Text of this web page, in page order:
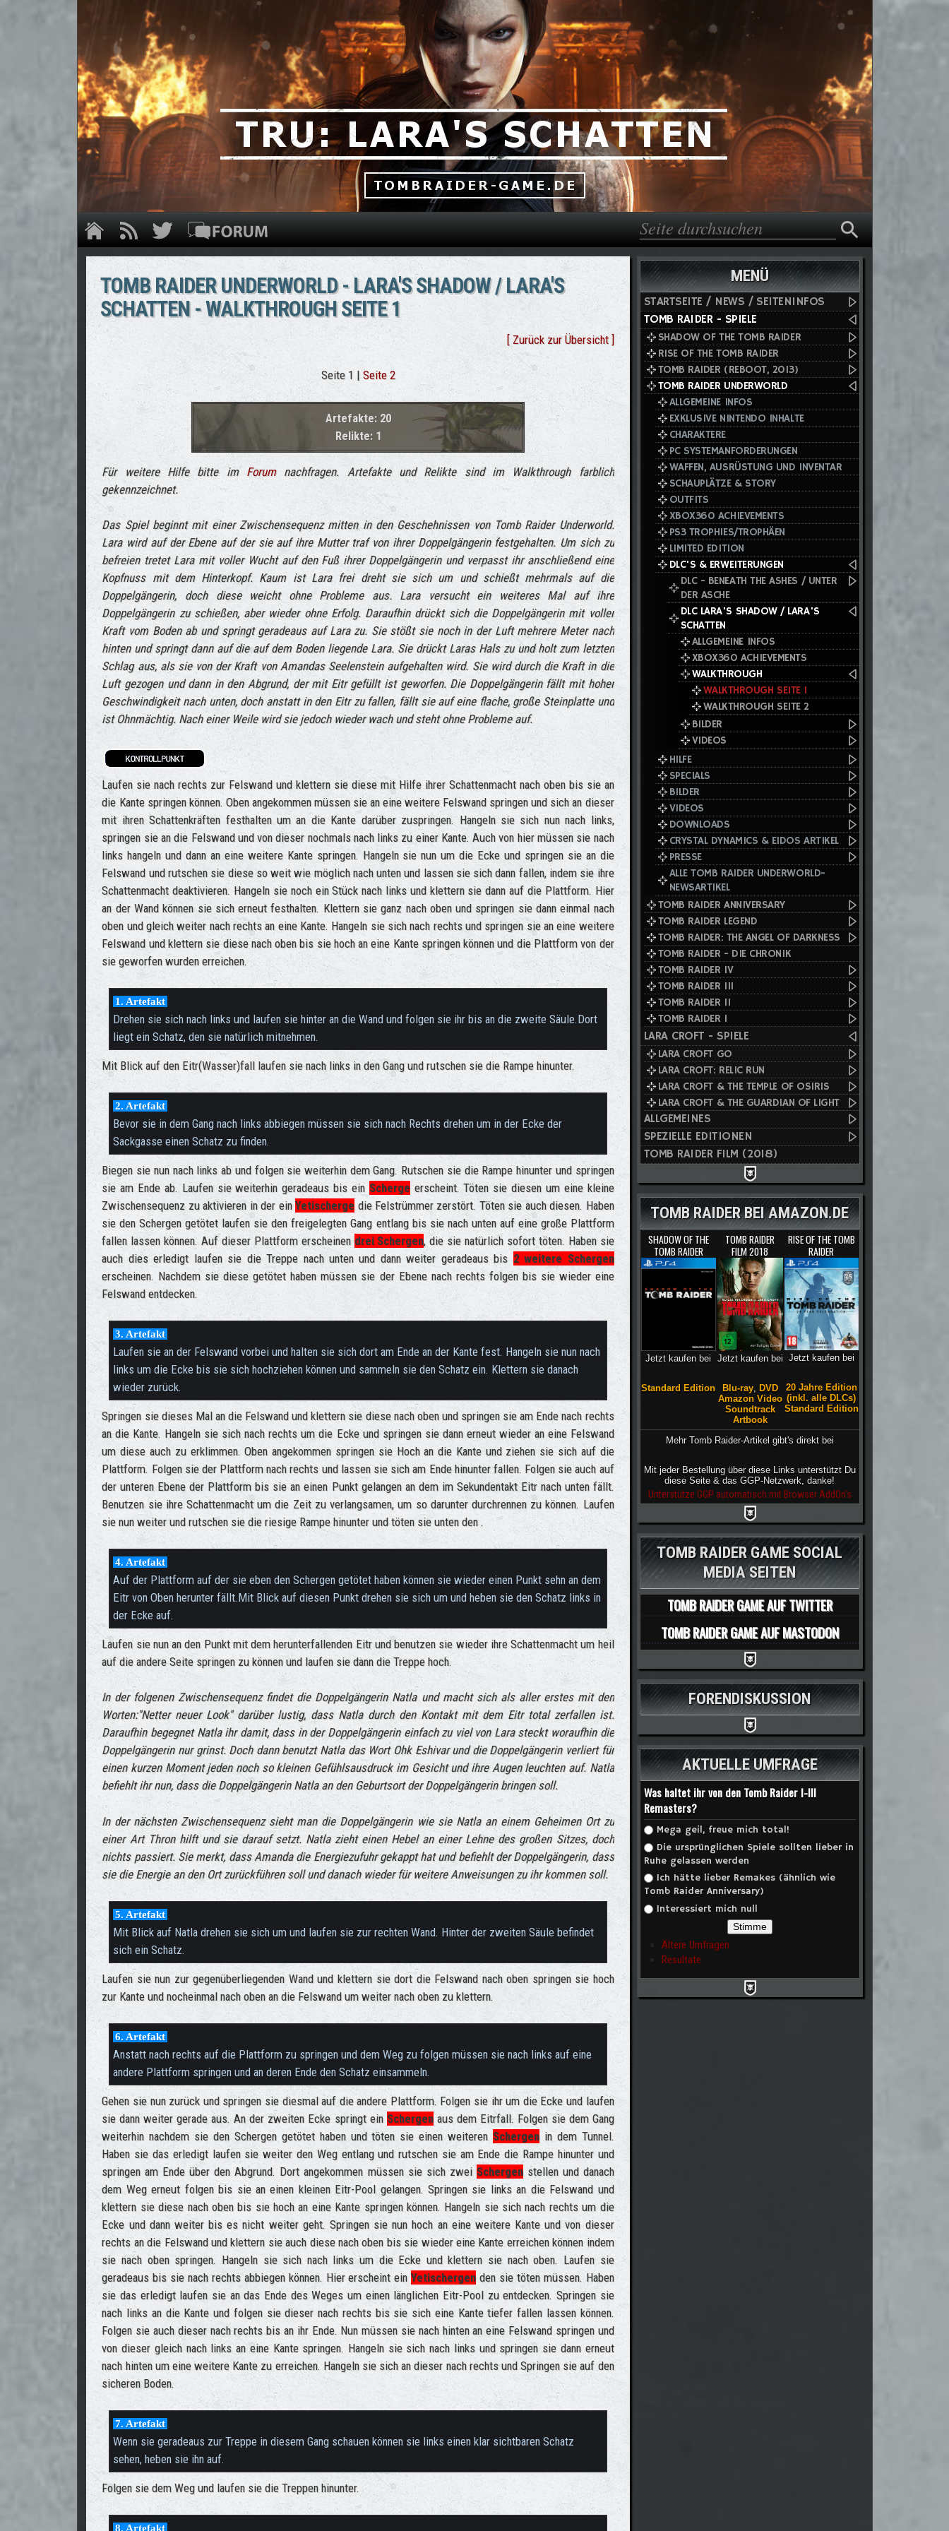
Direkt zum Inhalt
Suchformular
Suche
TOMB RAIDER UNDERWORLD - LARA'S SHADOW / LARA'S
SCHATTEN - WALKTHROUGH SEITE 1
[ Zurück zur Übersicht ]
Seite 1 | Seite 2
Artefakte: 20
Relikte: 1
Für weitere Hilfe bitte im Forumnachfragen. Artefakte und Relikte sind im Walkthrough farblich
gekennzeichnet.
Das Spiel beginnt mit einer Zwischensequenz mitten in den Geschehnissen von Tomb Raider Underworld.
Lara wird auf der Ebene auf der sie auf ihre Mutter traf von ihrer Doppelgängerin festgehalten. Um sich zu
befreien tretet Lara mit voller Wucht auf den Fuß ihrer Doppelgängerin und verpasst ihr anschließend eine
Kopfnuss mit dem Hinterkopf. Kaum ist Lara frei dreht sie sich um und schießt mehrmals auf die
Doppelgängerin, doch diese weicht ohne Probleme aus. Lara versucht ein weiteres Mal auf ihre
Doppelgängerin zu schießen, aber wieder ohne Erfolg. Daraufhin drückt sich die Doppelgängerin mit voller
Kraft vom Boden ab und springt geradeaus auf Lara zu. Sie stößt sie noch in der Luft mehrere Meter nach
hinten und springt dann auf die auf dem Boden liegende Lara. Sie drückt Laras Hals zu und holt zum letzten
Schlag aus, als sie von der Kraft von Amandas Seelenstein aufgehalten wird. Sie wird durch die Kraft in die
Luft gezogen und dann in den Abgrund, der mit Eitr gefüllt ist geworfen. Die Doppelgängerin fällt mit hoher
Geschwindigkeit nach unten, doch anstatt in den Eitr zu fallen, fällt sie auf eine flache, große Steinplatte und
ist Ohnmächtig. Nach einer Weile wird sie jedoch wieder wach und steht ohne Probleme auf.
Laufen sie nach rechts zur Felswand und klettern sie diese mit Hilfe ihrer Schattenmacht nach oben bis sie an
die Kante springen können. Oben angekommen müssen sie an eine weitere Felswand springen und sich an dieser
mit ihren Schattenkräften festhalten um an die Kante darüber zuspringen. Hangeln sie sich nun nach links,
springen sie an die Felswand und von dieser nochmals nach links zu einer Kante. Auch von hier müssen sie nach
links hangeln und dann an eine weitere Kante springen. Hangeln sie nun um die Ecke und springen sie an die
Felswand und rutschen sie diese so weit wie möglich nach unten und lassen sie sich dann fallen, indem sie ihre
Schattenmacht deaktivieren. Hangeln sie noch ein Stück nach links und klettern sie dann auf die Plattform. Hier
an der Wand können sie sich erneut festhalten. Klettern sie ganz nach oben und springen sie dann einmal nach
oben und gleich weiter nach rechts an eine Kante. Hangeln sie sich nach rechts und springen sie an eine weitere
Felswand und klettern sie diese nach oben bis sie hoch an eine Kante springen können und die Plattform von der
sie geworfen wurden erreichen.
1. Artefakt
Drehen sie sich nach links und laufen sie hinter an die Wand und folgen sie ihr bis an die zweite Säule.Dort
liegt ein Schatz, den sie natürlich mitnehmen.
Mit Blick auf den Eitr(Wasser)fall laufen sie nach links in den Gang und rutschen sie die Rampe hinunter.
2. Artefakt
Bevor sie in dem Gang nach links abbiegen müssen sie sich nach Rechts drehen um in der Ecke der
Sackgasse einen Schatz zu finden.
Biegen sie nun nach links ab und folgen sie weiterhin dem Gang. Rutschen sie die Rampe hinunter und springen
sie am Ende ab. Laufen sie weiterhin geradeaus bis ein Schergeerscheint. Töten sie diesen um eine kleine
Zwischensequenz zu aktivieren in der einYetischerge die Felstrümmer zerstört. Töten sie auch diesen. Haben
sie den Schergen getötet laufen sie den freigelegten Gang entlang bis sie nach unten auf eine große Plattform
fallen lassen können. Auf dieser Plattform erscheinen drei Schergen, die sie natürlich sofort töten. Haben sie
auch dies erledigt laufen sie die Treppe nach unten und dann weiter geradeaus bis 2 weitere Schergen
erscheinen. Nachdem sie diese getötet haben müssen sie der Ebene nach rechts folgen bis sie wieder eine
Felswand entdecken.
3. Artefakt
Laufen sie an der Felswand vorbei und halten sie sich dort am Ende an der Kante fest. Hangeln sie nun nach
links um die Ecke bis sie sich hochziehen können und sammeln sie den Schatz ein. Klettern sie danach
wieder zurück.
Springen sie dieses Mal an die Felswand und klettern sie diese nach oben und springen sie am Ende nach rechts
an die Kante. Hangeln sie sich nach rechts um die Ecke und springen sie dann erneut wieder an eine Felswand
um diese auch zu erklimmen. Oben angekommen springen sie Hoch an die Kante und ziehen sie sich auf die
Plattform. Folgen sie der Plattform nach rechts und lassen sie sich am Ende hinunter fallen. Folgen sie auch auf
der unteren Ebene der Plattform bis sie an einen Punkt gelangen an dem im Sekundentakt Eitr nach unten fällt.
Benutzen sie ihre Schattenmacht um die Zeit zu verlangsamen, um so darunter durchrennen zu können. Laufen
sie nun weiter und rutschen sie die riesige Rampe hinunter und töten sie unten den .
4. Artefakt
Auf der Plattform auf der sie eben den Schergen getötet haben können sie wieder einen Punkt sehn an dem
Eitr von Oben herunter fällt.Mit Blick auf diesen Punkt drehen sie sich um und heben sie den Schatz links in
der Ecke auf.
Laufen sie nun an den Punkt mit dem herunterfallenden Eitr und benutzen sie wieder ihre Schattenmacht um heil
auf die andere Seite springen zu können und laufen sie dann die Treppe hoch.
In der folgenen Zwischensequenz findet die Doppelgängerin Natla und macht sich als aller erstes mit den
Worten:''Netter neuer Look'' darüber lustig, dass Natla durch den Kontakt mit dem Eitr total zerfallen ist.
Daraufhin begegnet Natla ihr damit, dass in der Doppelgängerin einfach zu viel von Lara steckt woraufhin die
Doppelgängerin nur grinst. Doch dann benutzt Natla das Wort Ohk Eshivar und die Doppelgängerin verliert für
einen kurzen Moment jeden noch so kleinen Gefühlsausdruck im Gesicht und ihre Augen leuchten auf. Natla
befiehlt ihr nun, dass die Doppelgängerin Natla an den Geburtsort der Doppelgängerin bringen soll.
In der nächsten Zwischensequenz sieht man die Doppelgängerin wie sie Natla an einem Geheimen Ort zu
einer Art Thron hilft und sie darauf setzt. Natla zieht einen Hebel an einer Lehne des großen Sitzes, doch
nichts passiert. Sie merkt, dass Amanda die Energiezufuhr gekappt hat und befiehlt der Doppelgängerin, dass
sie die Energie an den Ort zurückführen soll und danach wieder für weitere Anweisungen zu ihr kommen soll.
5. Artefakt
Mit Blick auf Natla drehen sie sich um und laufen sie zur rechten Wand. Hinter der zweiten Säule befindet
sich ein Schatz.
Laufen sie nun zur gegenüberliegenden Wand und klettern sie dort die Felswand nach oben springen sie hoch
zur Kante und nocheinmal nach oben an die Felswand um weiter nach oben zu klettern.
6. Artefakt
Anstatt nach rechts auf die Plattform zu springen und dem Weg zu folgen müssen sie nach links auf eine
andere Plattform springen und an deren Ende den Schatz einsammeln.
Gehen sie nun zurück und springen sie diesmal auf die andere Plattform. Folgen sie ihr um die Ecke und laufen
sie dann weiter gerade aus. An der zweiten Ecke springt ein Schergenaus dem Eitrfall. Folgen sie dem Gang
weiterhin nachdem sie den Schergen getötet haben und töten sie einen weiteren Schergenin dem Tunnel.
Haben sie das erledigt laufen sie weiter den Weg entlang und rutschen sie am Ende die Rampe hinunter und
springen am Ende über den Abgrund. Dort angekommen müssen sie sich zwei Schergenstellen und danach
dem Weg erneut folgen bis sie an einen kleinen Eitr-Pool gelangen. Springen sie links an die Felswand und
klettern sie diese nach oben bis sie hoch an eine Kante springen können. Hangeln sie sich nach rechts um die
Ecke und dann weiter bis es nicht weiter geht. Springen sie nun hoch an eine weitere Kante und von dieser
rechts an die Felswand und klettern sie auch diese nach oben bis sie wieder eine Kante erreichen können indem
sie nach oben springen. Hangeln sie sich nach links um die Ecke und klettern sie nach oben. Laufen sie
geradeaus bis sie nach rechts abbiegen können. Hier erscheint einYetischergen den sie töten müssen. Haben
sie das erledigt laufen sie an das Ende des Weges um einen länglichen Eitr-Pool zu entdecken. Springen sie
nach links an die Kante und folgen sie dieser nach rechts bis sie sich eine Kante tiefer fallen lassen können.
Folgen sie auch dieser nach rechts bis an ihr Ende. Nun müssen sie nach hinten an eine Felswand springen und
von dieser gleich nach links an eine Kante springen. Hangeln sie sich nach links und springen sie dann erneut
nach hinten um eine weitere Kante zu erreichen. Hangeln sie sich an dieser nach rechts und Springen sie auf den
sicheren Boden.
7. Artefakt
Wenn sie geradeaus zur Treppe in diesem Gang schauen können sie links einen klar sichtbaren Schatz
sehen, heben sie ihn auf.
Folgen sie dem Weg und laufen sie die Treppen hinunter.
8. Artefakt
MENÜ
STARTSEITE / NEWS / SEITENINFOS
TOMB RAIDER - SPIELE
SHADOW OF THE TOMB RAIDER
RISE OF THE TOMB RAIDER
TOMB RAIDER (REBOOT, 2013)
TOMB RAIDER UNDERWORLD
ALLGEMEINE INFOS
EXKLUSIVE NINTENDO INHALTE
CHARAKTERE
PC SYSTEMANFORDERUNGEN
WAFFEN, AUSRÜSTUNG UND INVENTAR
SCHAUPLÄTZE & STORY
OUTFITS
XBOX360 ACHIEVEMENTS
PS3 TROPHIES/TROPHÄEN
LIMITED EDITION
DLC'S & ERWEITERUNGEN
DLC - BENEATH THE ASHES / UNTER
DER ASCHE
DLC LARA'S SHADOW / LARA'S
SCHATTEN
ALLGEMEINE INFOS
XBOX360 ACHIEVEMENTS
WALKTHROUGH
WALKTHROUGH SEITE 1
WALKTHROUGH SEITE 2
BILDER
VIDEOS
HILFE
SPECIALS
BILDER
VIDEOS
DOWNLOADS
CRYSTAL DYNAMICS & EIDOS ARTIKEL
PRESSE
ALLE TOMB RAIDER UNDERWORLD-
NEWSARTIKEL
TOMB RAIDER ANNIVERSARY
TOMB RAIDER LEGEND
TOMB RAIDER: THE ANGEL OF DARKNESS
TOMB RAIDER - DIE CHRONIK
TOMB RAIDER IV
TOMB RAIDER III
TOMB RAIDER II
TOMB RAIDER I
LARA CROFT - SPIELE
LARA CROFT GO
LARA CROFT: RELIC RUN
LARA CROFT & THE TEMPLE OF OSIRIS
LARA CROFT & THE GUARDIAN OF LIGHT
ALLGEMEINES
SPEZIELLE EDITIONEN
TOMB RAIDER FILM (2018)
TOMB RAIDER BEI AMAZON.DE
SHADOW OF THE
TOMB RAIDER
Jetzt kaufen bei
Standard Edition
TOMB RAIDER
FILM 2018
Jetzt kaufen bei
Blu-ray, DVD
Amazon Video
Soundtrack
Artbook
RISE OF THE TOMB
RAIDER
Jetzt kaufen bei
20 Jahre Edition
(inkl. alle DLCs)
Standard Edition
Mehr Tomb Raider-Artikel gibt's direkt bei
Mit jeder Bestellung über diese Links unterstützt Du
diese Seite & das GGP-Netzwerk, danke!
Unterstütze GGP automatisch mit Browser AddOn's
TOMB RAIDER GAME SOCIAL
MEDIA SEITEN
TOMB RAIDER GAME AUF TWITTER
TOMB RAIDER GAME AUF MASTODON
FORENDISKUSSION
AKTUELLE UMFRAGE
Was haltet ihr von den Tomb Raider I-III
Remasters?
Auswahlmöglichkeiten
Mega geil, freue mich total!
Die ursprünglichen Spiele sollten lieber in
Ruhe gelassen werden
Ich hätte lieber Remakes (ähnlich wie
Tomb Raider Anniversary)
Interessiert mich null
Ältere Umfragen
Resultate